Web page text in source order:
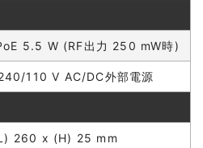
5.5 W (RF出力 250 mW時)
110 V AC/DC外部電源
260 x (H) 25 mm